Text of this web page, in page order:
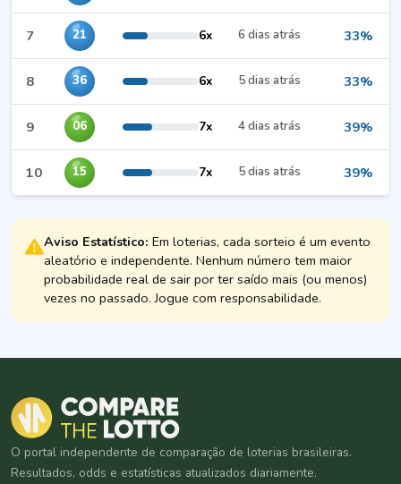
7 21 6x 6 dias atrás 33%
8 36 6x 5 dias atrás 33%
9 06 7x 4 dias atrás 39%
10 15 7x 5 dias atrás 39%
Aviso Estatístico: Em loterias, cada sorteio é um evento
aleatório e independente. Nenhum número tem maior
probabilidade real de sair por ter saído mais (ou menos)
vezes no passado. Jogue com responsabilidade.
O portal independente de comparação de loterias brasileiras.
Resultados, odds e estatísticas atualizados diariamente.